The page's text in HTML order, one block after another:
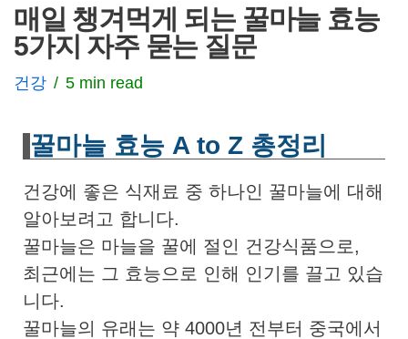
너
뛰
기
매일 챙겨먹게 되는 꿀마늘 효능
5가지 자주 묻는 질문
건강 5 min read
꿀마늘 효능 A to Z 총정리
건강에 좋은 식재료 중 하나인 꿀마늘에 대해
알아보려고 합니다.
꿀마늘은 마늘을 꿀에 절인 건강식품으로,
최근에는 그 효능으로 인해 인기를 끌고 있습
니다.
꿀마늘의 유래는 약 4000년 전부터 중국에서